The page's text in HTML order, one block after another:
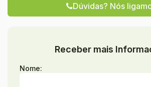
Dúvidas? Nós
Receber mais
Nome: